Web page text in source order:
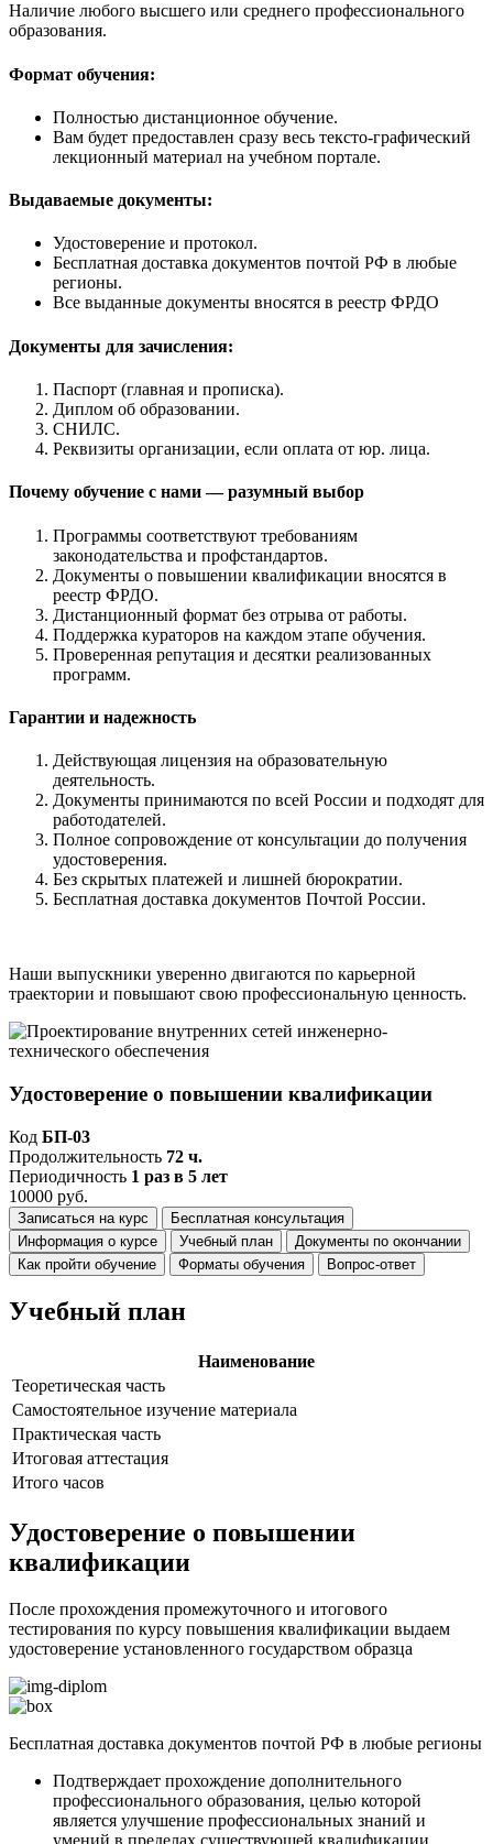
Наличие любого высшего или среднего профессионального
образования.
Формат обучения:
Полностью дистанционное обучение.
Вам будет предоставлен сразу весь тексто-графический
лекционный материал на учебном портале.
Выдаваемые документы:
Удостоверение и протокол.
Бесплатная доставка документов почтой РФ в любые
регионы.
Все выданные документы вносятся в реестр ФРДО
Документы для зачисления:
Паспорт (главная и прописка).
Диплом об образовании.
СНИЛС.
Реквизиты организации, если оплата от юр. лица.
Почему обучение с нами — разумный выбор
Программы соответствуют требованиям
законодательства и профстандартов.
Документы о повышении квалификации вносятся в
реестр ФРДО.
Дистанционный формат без отрыва от работы.
Поддержка кураторов на каждом этапе обучения.
Проверенная репутация и десятки реализованных
программ.
Гарантии и надежность
Действующая лицензия на образовательную
деятельность.
Документы принимаются по всей России и подходят для
работодателей.
Полное сопровождение от консультации до получения
удостоверения.
Без скрытых платежей и лишней бюрократии.
Бесплатная доставка документов Почтой России.
Наши выпускники уверенно двигаются по карьерной
траектории и повышают свою профессиональную ценность.
Удостоверение о повышении квалификации
Код БП-03
Продолжительность 72 ч.
Периодичность 1 раз в 5 лет
10000 руб.
Записаться на курс
Бесплатная консультация
Информация о курсе
Учебный план
Документы по окончании
Как пройти обучение
Форматы обучения Вопрос-ответ
Учебный план
Наименование
Теоретическая часть
Самостоятельное изучение материала
Практическая часть
Итоговая аттестация
Итого часов
Удостоверение о повышении
квалификации
После прохождения промежуточного и итогового
тестирования по курсу повышения квалификации выдаем
удостоверение установленного государством образца
Бесплатная доставка документов почтой РФ в любые регионы
Подтверждает прохождение дополнительного
профессионального образования, целью которой
является улучшение профессиональных знаний и